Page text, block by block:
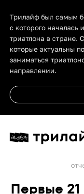
Трилайф был самым
с которого началась
триатлона в стране.
которые актуальны
заниматься
направлении.
Первые